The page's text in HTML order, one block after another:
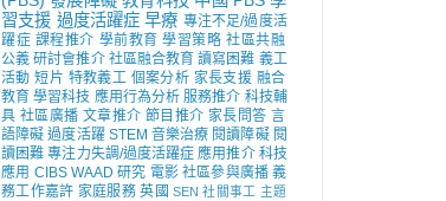
習支援 過度活躍症 早療 專注不足/過度活
躍症 課程推介 學前教育 學習策略 社區共融
公義 研討會推介 社區融合教育 讀寫困難 義工
活動 短片 特教義工 個案分析 家長支援 融合
教育 學習科技 應用行為分析 服務推介 科技輔
具 社區廣播 文章推介 節目推介 家長問答 言
語障礙 過度活躍 STEM 音樂治療 閱讀障礙 閱
讀困難 專注力失調/過度活躍症 應用推介 科技
應用 CIBS WAAD 研究 電影 社區參與廣播 義
務工作嘉許 家庭服務 英國 SEN 社關事工 主題